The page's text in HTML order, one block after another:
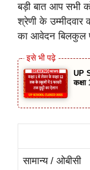
बड़ी बात आप सभी
श्रेणी के उम्मीदवार
का आवेदन बिलकुल
UP
सामान्य / ओबीसी